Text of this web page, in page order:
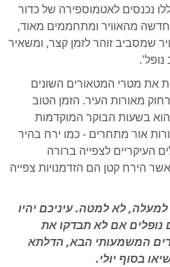
נכנסים לאטמוספירה של כדור
מהאוויר ומתחממים מאוד,
שמסביב זוהר לזמן קצר, ומשאיר
נופל'.
את מטרי המטאורים השונים
מאורות העיר. הזמן הטוב
בשעות הבוקר המוקדמות
אור מתחרים - כמו ירח בהיר
העיקריים לצפייה ברורה
הירח קטן הם הזדמנויות צפייה
לא למטה. עיניכם יהיו
נופלים אם לא תבדקו את
המשמעותי הבא, הדלתא
בסוף יולי.